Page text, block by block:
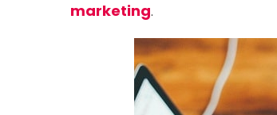
marketing.